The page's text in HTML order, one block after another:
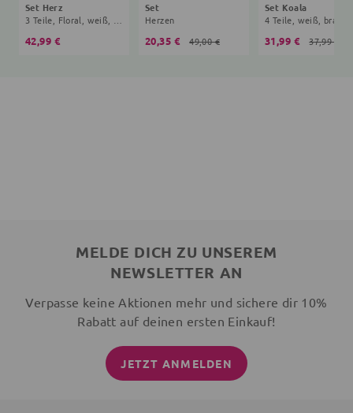
Set Herz
3 Teile, Floral, weiß, braun
42,99 €
Set
Herzen
20,35 € 49,00 €
Set Koala
4 Teile, weiß, braun
31,99 € 37,99 €
MELDE DICH ZU UNSEREM
NEWSLETTER AN
Verpasse keine Aktionen mehr und sichere dir 10%
Rabatt auf deinen ersten Einkauf!
JETZT ANMELDEN